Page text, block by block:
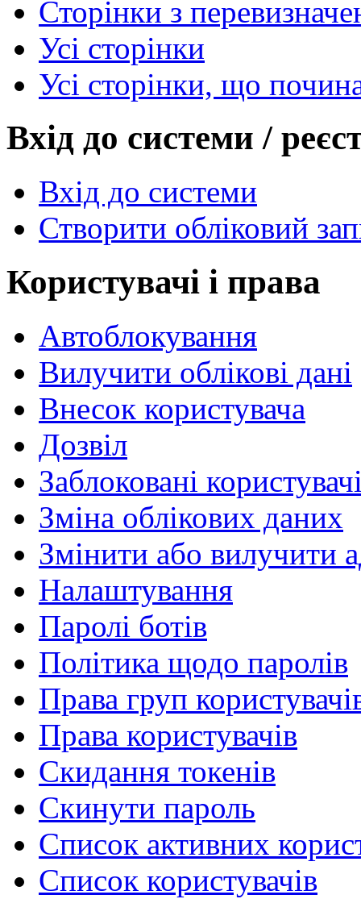
Сторінки з
Усі сторінки
Усі сторінки, що
Вхід до системи /
Вхід до системи
Створити обліковий
Користувачі і права
Автоблокування
Вилучити облікові дані
Внесок користувача
Дозвіл
Заблоковані
Зміна облікових даних
Змінити або вилучити
Налаштування
Паролі ботів
Політика щодо паролів
Права груп
Права користувачів
Скидання токенів
Скинути пароль
Список активних
Список користувачів